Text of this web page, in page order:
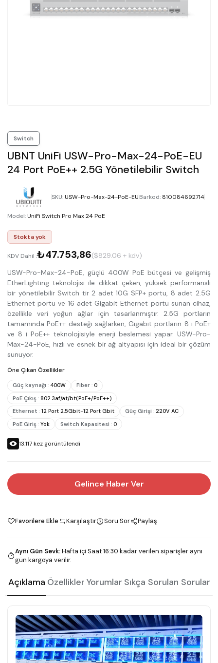
Switch
UBNT UniFi USW-Pro-Max-24-PoE-EU
24 Port PoE++ 2.5G Yönetilebilir Switch
SKU:USW-Pro-Max-24-PoE-EUBarkod: 810084692714
Model:UniFi Switch Pro Max 24 PoE
Stokta yok
KDV Dahil :₺47.753,86($829.06 + kdv)
USW-Pro-Max-24-PoE, güçlü 400W PoE bütçesi ve gelişmiş
EtherLighting teknolojisi ile dikkat çeken, yüksek performanslı
bir yönetilebilir Switch tir 2 adet 10G SFP+ portu, 8 adet 2.5G
Ethernet portu ve 16 adet Gigabit Ethernet portu sunan cihaz,
özellikle veri yoğun ağlar için tasarlanmıştır. 2.5G portların
tamamında PoE++ desteği sağlarken, Gigabit portların 8 i PoE+
ve 8 i PoE++ teknolojisiyle enerji beslemesi yapar. USW-Pro-
Max-24-PoE, hızlı ve esnek bir ağ altyapısı için ideal bir çözüm
sunuyor.
Öne Çıkan Özellikler
Güç kaynağı : 400W Fiber : 0
PoE Çıkış : 802.3af/at/bt(PoE+/PoE++)
Ethernet : 12 Port 2.5Gbit-12 Port Gbit Güç Girişi : 220V AC
PoE Giriş : Yok Switch Kapasitesi : 0
13.117kez görüntülendi
Gelince Haber Ver
Favorilere Ekle Karşılaştır Soru Sor Paylaş
Aynı Gün Sevk:Hafta içi Saat 16:30 kadar verilen siparişler aynı
gün kargoya verilir.
Açıklama Özellikler Yorumlar Sıkça Sorulan Sorular